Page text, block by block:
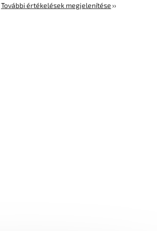
További értékelések megjelenítése